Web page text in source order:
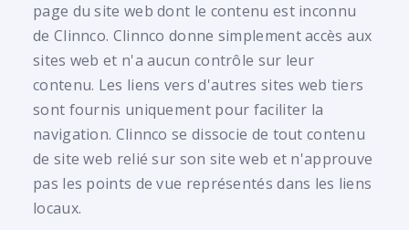
page du site web dont le contenu est inconnu
de Clinnco. Clinnco donne simplement accès aux
sites web et n'a aucun contrôle sur leur
contenu. Les liens vers d'autres sites web tiers
sont fournis uniquement pour faciliter la
navigation. Clinnco se dissocie de tout contenu
de site web relié sur son site web et n'approuve
pas les points de vue représentés dans les liens
locaux.